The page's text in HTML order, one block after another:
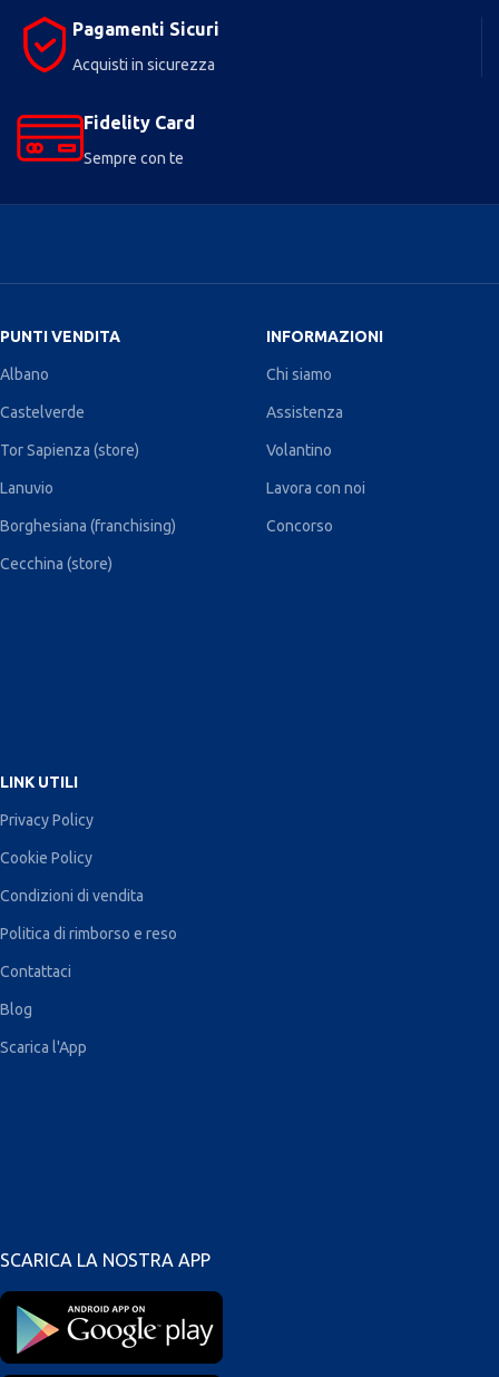
Pagamenti Sicuri
Acquisti in sicurezza
Fidelity Card
Sempre con te
PUNTI VENDITA
Albano
Castelverde
Tor Sapienza (store)
Lanuvio
Borghesiana (franchising)
Cecchina (store)
INFORMAZIONI
Chi siamo
Assistenza
Volantino
Lavora con noi
Concorso
LINK UTILI
Privacy Policy
Cookie Policy
Condizioni di vendita
Politica di rimborso e reso
Contattaci
Blog
Scarica l'App
SCARICA LA NOSTRA APP